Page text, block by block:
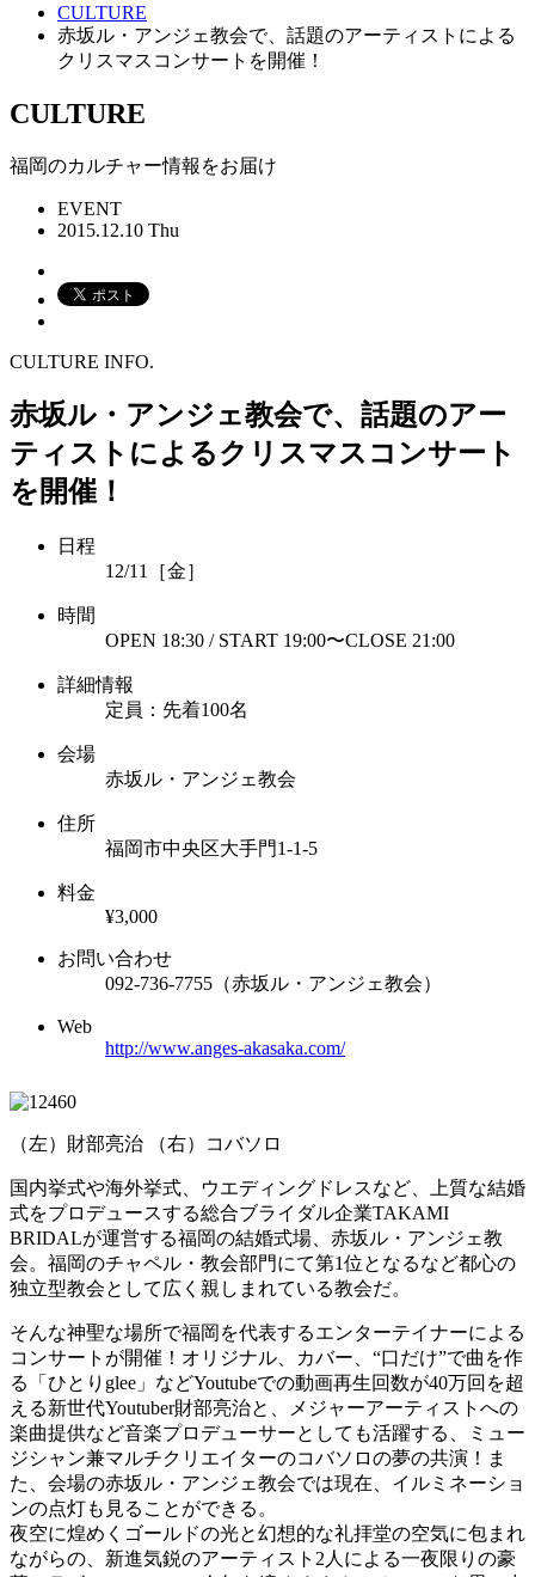
CULTURE
赤坂ル・アンジェ教会で、話題のアーティストによる
クリスマスコンサートを開催！
CULTURE
福岡のカルチャー情報をお届け
EVENT
2015.12.10 Thu
CULTURE INFO.
赤坂ル・アンジェ教会で、話題のアー
ティストによるクリスマスコンサート
を開催！
日程
12/11［金］
時間
OPEN 18:30 / START 19:00〜CLOSE 21:00
詳細情報
定員：先着100名
会場
赤坂ル・アンジェ教会
住所
福岡市中央区大手門1-1-5
料金
¥3,000
お問い合わせ
092-736-7755（赤坂ル・アンジェ教会）
Web
http://www.anges-akasaka.com/
（左）財部亮治 （右）コバソロ
国内挙式や海外挙式、ウエディングドレスなど、上質な結婚
式をプロデュースする総合ブライダル企業TAKAMI
BRIDALが運営する福岡の結婚式場、赤坂ル・アンジェ教
会。福岡のチャペル・教会部門にて第1位となるなど都心の
独立型教会として広く親しまれている教会だ。
そんな神聖な場所で福岡を代表するエンターテイナーによる
コンサートが開催！オリジナル、カバー、“口だけ”で曲を作
る「ひとりglee」などYoutubeでの動画再生回数が40万回を超
える新世代Youtuber財部亮治と、メジャーアーティストへの
楽曲提供など音楽プロデューサーとしても活躍する、ミュー
ジシャン兼マルチクリエイターのコバソロの夢の共演！ま
た、会場の赤坂ル・アンジェ教会では現在、イルミネーショ
ンの点灯も見ることができる。
夜空に煌めくゴールドの光と幻想的な礼拝堂の空気に包まれ
ながらの、新進気鋭のアーティスト2人による一夜限りの豪